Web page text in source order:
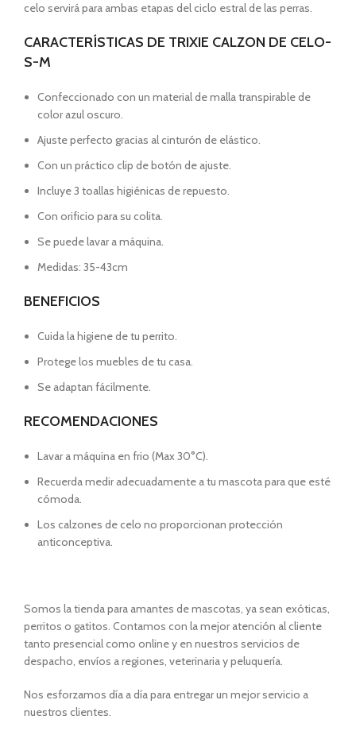
celo servirá para ambas etapas del ciclo estral de las perras.
CARACTERÍSTICAS DE TRIXIE CALZON DE CELO-
S-M
Confeccionado con un material de malla transpirable de
color azul oscuro.
Ajuste perfecto gracias al cinturón de elástico.
Con un práctico clip de botón de ajuste.
Incluye 3 toallas higiénicas de repuesto.
Con orificio para su colita.
Se puede lavar a máquina.
Medidas: 35-43cm
BENEFICIOS
Cuida la higiene de tu perrito.
Protege los muebles de tu casa.
Se adaptan fácilmente.
RECOMENDACIONES
Lavar a máquina en frio (Max 30°C).
Recuerda medir adecuadamente a tu mascota para que esté
cómoda.
Los calzones de celo no proporcionan protección
anticonceptiva.
Somos la tienda para amantes de mascotas, ya sean exóticas,
perritos o gatitos. Contamos con la mejor atención al cliente
tanto presencial como online y en nuestros servicios de
despacho, envíos a regiones, veterinaria y peluquería.
Nos esforzamos día a día para entregar un mejor servicio a
nuestros clientes.